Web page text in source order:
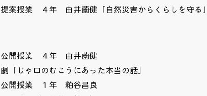
提案授業 ４年 由井薗健「自然災害からくらしを守る」
公開授業 ４年 由井薗健
劇「じゃ口のむこうにあった本当の話」
公開授業 １年 粕谷昌良